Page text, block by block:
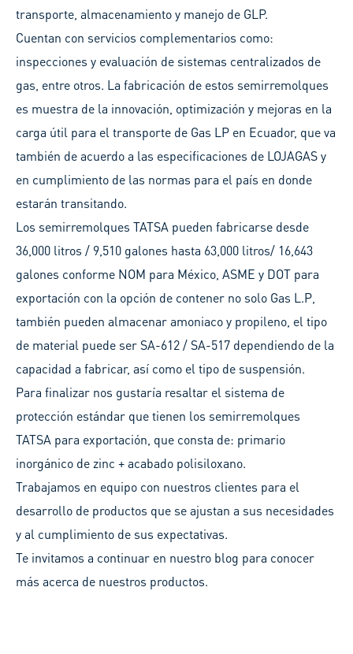
transporte, almacenamiento y manejo de GLP.
Cuentan con servicios complementarios como:
inspecciones y evaluación de sistemas centralizados de
gas, entre otros. La fabricación de estos semirremolques
es muestra de la innovación, optimización y mejoras en la
carga útil para el transporte de Gas LP en Ecuador, que va
también de acuerdo a las especificaciones de LOJAGAS y
en cumplimiento de las normas para el país en donde
estarán transitando.
Los semirremolques TATSA pueden fabricarse desde
36,000 litros / 9,510 galones hasta 63,000 litros/ 16,643
galones conforme NOM para México, ASME y DOT para
exportación con la opción de contener no solo Gas L.P,
también pueden almacenar amoniaco y propileno, el tipo
de material puede ser SA-612 / SA-517 dependiendo de la
capacidad a fabricar, así como el tipo de suspensión.
Para finalizar nos gustaría resaltar el sistema de
protección estándar que tienen los semirremolques
TATSA para exportación, que consta de: primario
inorgánico de zinc + acabado polisiloxano.
Trabajamos en equipo con nuestros clientes para el
desarrollo de productos que se ajustan a sus necesidades
y al cumplimiento de sus expectativas.
Te invitamos a continuar en nuestro blog para conocer
más acerca de nuestros productos.